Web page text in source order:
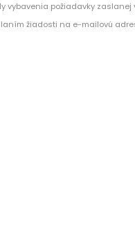
vybavenia požiadavky
žiadosti na e-mailovú